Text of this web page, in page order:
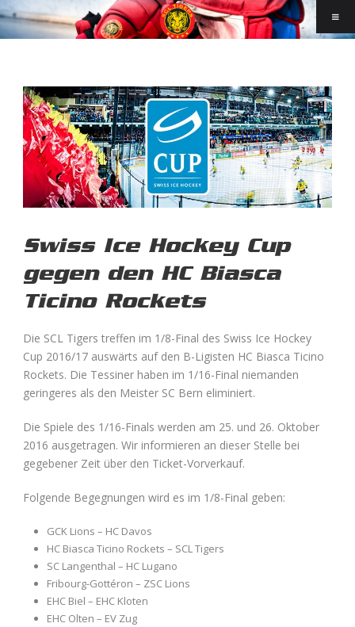
Swiss Ice Hockey Cup
gegen den HC Biasca
Ticino Rockets
Die SCL Tigers treffen im 1/8-Final des Swiss Ice Hockey
Cup 2016/17 auswärts auf den B-Ligisten HC Biasca Ticino
Rockets. Die Tessiner haben im 1/16-Final niemanden
geringeres als den Meister SC Bern eliminiert.
Die Spiele des 1/16-Finals werden am 25. und 26. Oktober
2016 ausgetragen. Wir informieren an dieser Stelle bei
gegebener Zeit über den Ticket-Vorverkauf.
Folgende Begegnungen wird es im 1/8-Final geben:
GCK Lions – HC Davos
HC Biasca Ticino Rockets – SCL Tigers
SC Langenthal – HC Lugano
Fribourg-Gottéron – ZSC Lions
EHC Biel – EHC Kloten
EHC Olten – EV Zug